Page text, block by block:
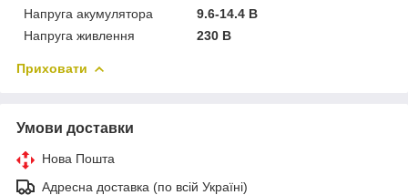
Напруга акумулятора
9.6-14.4 В
Напруга живлення
230 В
Приховати
Умови доставки
Нова Пошта
Адресна доставка (по всій Україні)